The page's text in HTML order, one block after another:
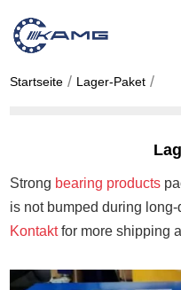
Startseite Lager-Paket
Strong bearing products
is not bumped during
Kontaktfor more shipping